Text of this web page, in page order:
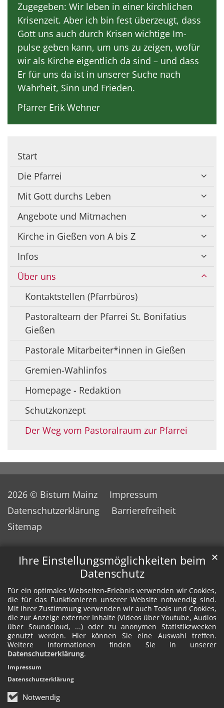
Ihre Einstellungsmöglichkeiten beim
Datenschutz
Für ein optimales Webseiten-Erlebnis verwenden wir Cookies,
die für das Funktionieren unserer Website notwendig sind.
Mit Ihrer Zustimmung verwenden wir auch Tools und Cookies,
die zur Anzeige externer Inhalte (Videos über Youtube, Audios
über Soundcloud, ...) oder zu anonymen Statistikzwecken
genutzt werden. Hier können Sie eine Auswahl treffen.
Weitere Informationen finden Sie in unserer
Datenschutzerklärung.
Notwendig
✕
Impressum
Datenschutzerklärung
Zugegeben: Wir leben in einer kirchlichen
Krisenzeit. Aber ich bin fest überzeugt, dass
Gott uns auch durch Krisen wichtige Im-
pulse geben kann, um uns zu zeigen, wofür
wir als Kirche eigentlich da sind – und dass
Er für uns da ist in unserer Suche nach
Wahrheit, Sinn und Frieden.
Pfarrer Erik Wehner
Start
Die Pfarrei
Mit Gott durchs Leben
Angebote und Mitmachen
Kirche in Gießen von A bis Z
Infos
Über uns
Kontaktstellen (Pfarrbüros)
Pastoralteam der Pfarrei St. Bonifatius
Gießen
Pastorale Mitarbeiter*innen in Gießen
Gremien-Wahlinfos
Homepage - Redaktion
Schutzkonzept
Der Weg vom Pastoralraum zur Pfarrei
2026 © Bistum Mainz
Impressum
Datenschutzerklärung
Barrierefreiheit
Sitemap